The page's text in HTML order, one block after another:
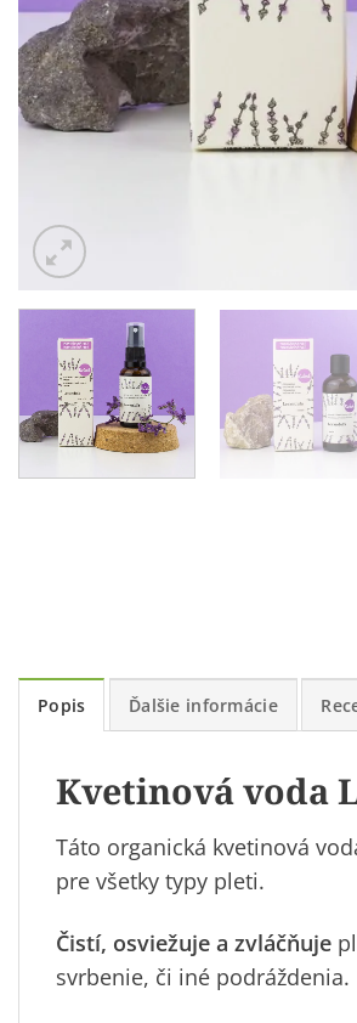
Popis Ďalšie informácie
Kvetinová voda
Táto organická kvetinová
pre všetky typy pleti.
Čistí, osviežuje a zvláčňuje
svrbenie, či iné podráždenia.